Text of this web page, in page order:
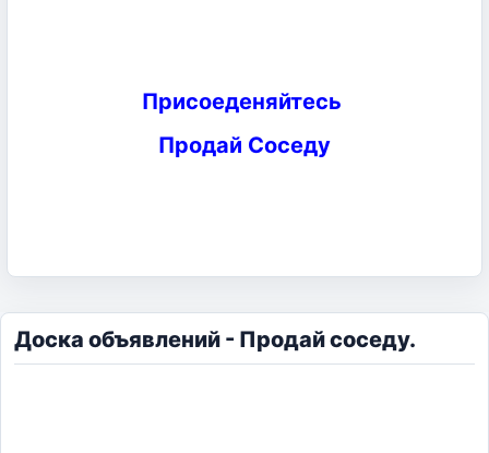
Присоеденяйтесь
Продай Соседу
Доска объявлений - Продай соседу.